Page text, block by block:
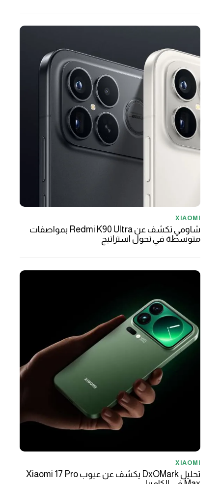
XIAOMI
شاومي تكشف عن Redmi K90 Ultra بمواصفات
متوسطة في تحول استراتيج
XIAOMI
تحليل DxOMark يكشف عن عيوب Xiaomi 17 Pro